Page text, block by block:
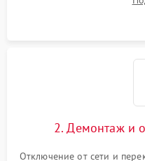
разбрызгивателей или
2. Демонтаж и
Отключение от сети и